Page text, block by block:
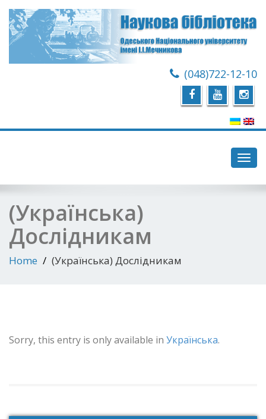
(048)722-12-10
(Українська)
Дослідникам
Home (Українська) Дослідникам
Sorry, this entry is only available in Українська.